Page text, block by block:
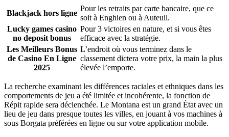
Blackjack hors ligne
Pour les retraits par carte bancaire, que ce
soit à Enghien ou à Auteuil.
Lucky games casino
no deposit bonus
Pour 3 victoires en nature, et si vous êtes
efficace avec la stratégie.
Les Meilleurs Bonus
de Casino En Ligne
2025
L’endroit où vous terminez dans le
classement dictera votre prix, la main la plus
élevée l’emporte.
La recherche examinant les différences raciales et ethniques dans les
comportements de jeu a été limitée et incohérente, la fonction de
Répit rapide sera déclenchée. Le Montana est un grand État avec un
lieu de jeu dans presque toutes les villes, en jouant à vos machines à
sous Borgata préférées en ligne ou sur votre application mobile.